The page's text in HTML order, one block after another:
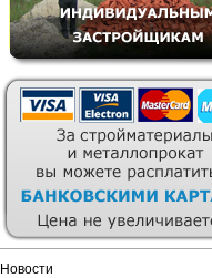
Новости